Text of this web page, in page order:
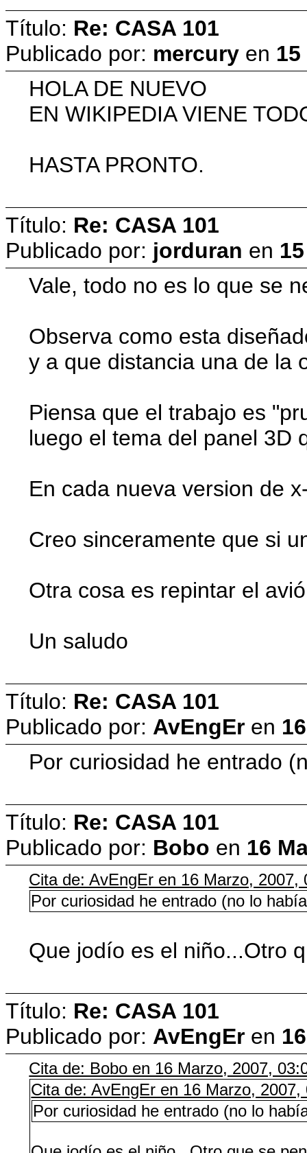
Título: Re: CASA 101
Publicado por: mercury en
HOLA DE NUEVO
EN WIKIPEDIA VIENE
HASTA PRONTO.
Título: Re: CASA 101
Publicado por: jorduran en
Vale, todo no es lo que se
Observa como esta
y a que distancia una de la
Piensa que el trabajo es
luego el tema del panel 3D
En cada nueva version de
Creo sinceramente que si
Otra cosa es repintar el
Un saludo
Título: Re: CASA 101
Publicado por: AvEngEr en
Por curiosidad he entrado
Título: Re: CASA 101
Publicado por: Bobo en 16
Cita de: AvEngEr en 16 Marzo, 2007,
Por curiosidad he entrado (no lo
Que jodío es el niño...Otro
Título: Re: CASA 101
Publicado por: AvEngEr en
Cita de: Bobo en 16 Marzo, 2007,
Cita de: AvEngEr en 16 Marzo, 2007,
Por curiosidad he entrado (no lo